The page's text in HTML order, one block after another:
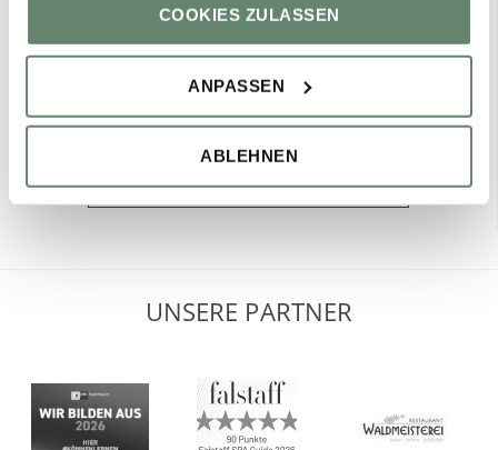
COOKIES ZULASSEN
ANPASSEN
ABLEHNEN
Melden Sie sich zu unserem Newsletter an und bleiben Sie
auf dem Laufenden.
NEWSLETTER ANMELDUNG
UNSERE PARTNER